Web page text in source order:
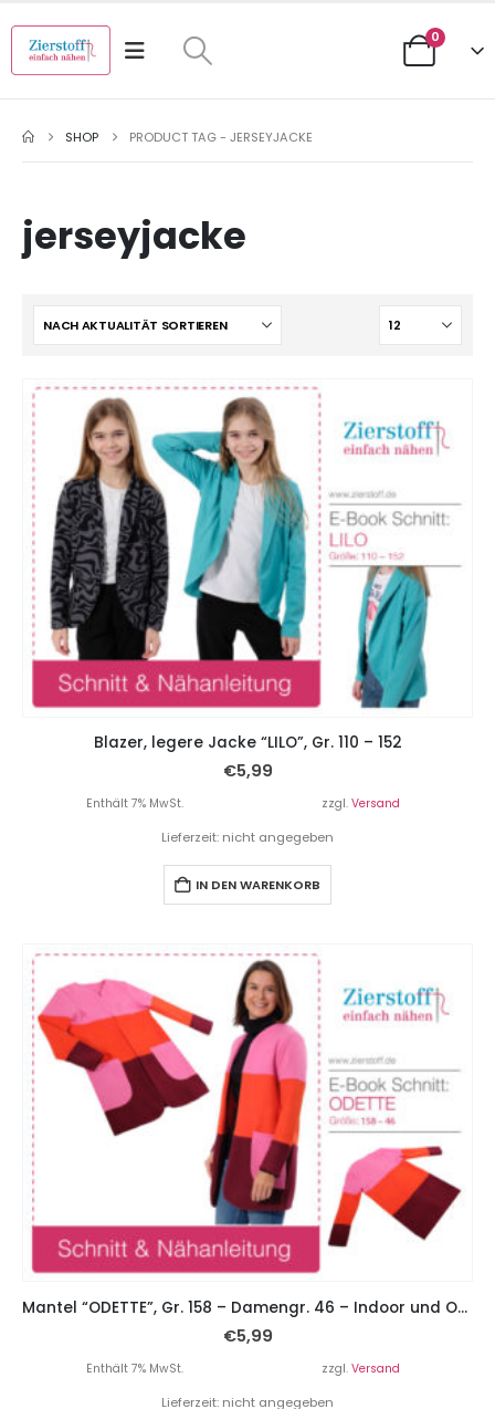
0
SHOP PRODUCT TAG -JERSEYJACKE
jerseyjacke
Blazer, legere Jacke “LILO”, Gr. 110 – 152
€5,99
Enthält 7% MwSt. zzgl. Versand
Lieferzeit: nicht angegeben
IN DEN WARENKORB
Mantel “ODETTE”, Gr. 158 – Damengr. 46 – Indoor und Outdoor
€5,99
Enthält 7% MwSt. zzgl. Versand
Lieferzeit: nicht angegeben